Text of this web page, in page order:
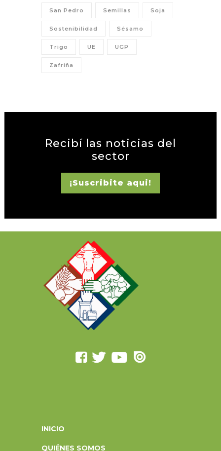
San Pedro Semillas Soja
Sostenibilidad Sésamo
Trigo UE UGP
Zafriña
Recibí las noticias del
sector
¡Suscribite aqui!
INICIO
QUIÉNES SOMOS